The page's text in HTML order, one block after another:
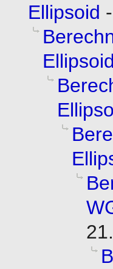
Ellipsoid -
Ellipsoid